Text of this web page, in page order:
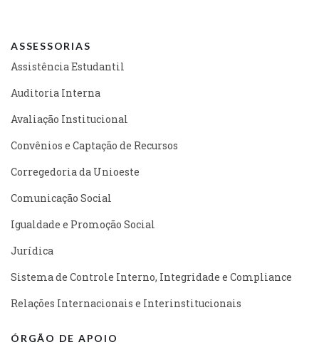
ASSESSORIAS
Assistência Estudantil
Auditoria Interna
Avaliação Institucional
Convênios e Captação de Recursos
Corregedoria da Unioeste
Comunicação Social
Igualdade e Promoção Social
Jurídica
Sistema de Controle Interno, Integridade e Compliance
Relações Internacionais e Interinstitucionais
ÓRGÃO DE APOIO